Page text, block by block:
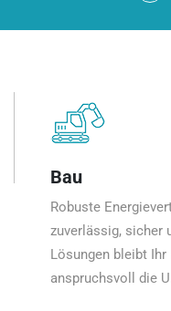
Bau
Robuste
zuverlässig, sicher
Lösungen bleibt
anspruchsvoll die